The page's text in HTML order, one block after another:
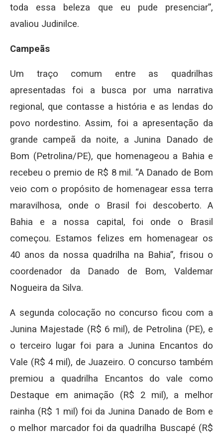
toda essa beleza que eu pude presenciar”,
avaliou Judinilce.
Campeãs
Um traço comum entre as quadrilhas
apresentadas foi a busca por uma narrativa
regional, que contasse a história e as lendas do
povo nordestino. Assim, foi a apresentação da
grande campeã da noite, a Junina Danado de
Bom (Petrolina/PE), que homenageou a Bahia e
recebeu o premio de R$ 8 mil. “A Danado de Bom
veio com o propósito de homenagear essa terra
maravilhosa, onde o Brasil foi descoberto. A
Bahia e a nossa capital, foi onde o Brasil
começou. Estamos felizes em homenagear os
40 anos da nossa quadrilha na Bahia”, frisou o
coordenador da Danado de Bom, Valdemar
Nogueira da Silva.
A segunda colocação no concurso ficou com a
Junina Majestade (R$ 6 mil), de Petrolina (PE), e
o terceiro lugar foi para a Junina Encantos do
Vale (R$ 4 mil), de Juazeiro. O concurso também
premiou a quadrilha Encantos do vale como
Destaque em animação (R$ 2 mil), a melhor
rainha (R$ 1 mil) foi da Junina Danado de Bom e
o melhor marcador foi da quadrilha Buscapé (R$